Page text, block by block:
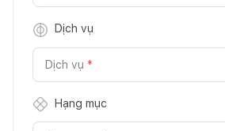
Dịch vụ
Dịch vụ *
Hạng mục